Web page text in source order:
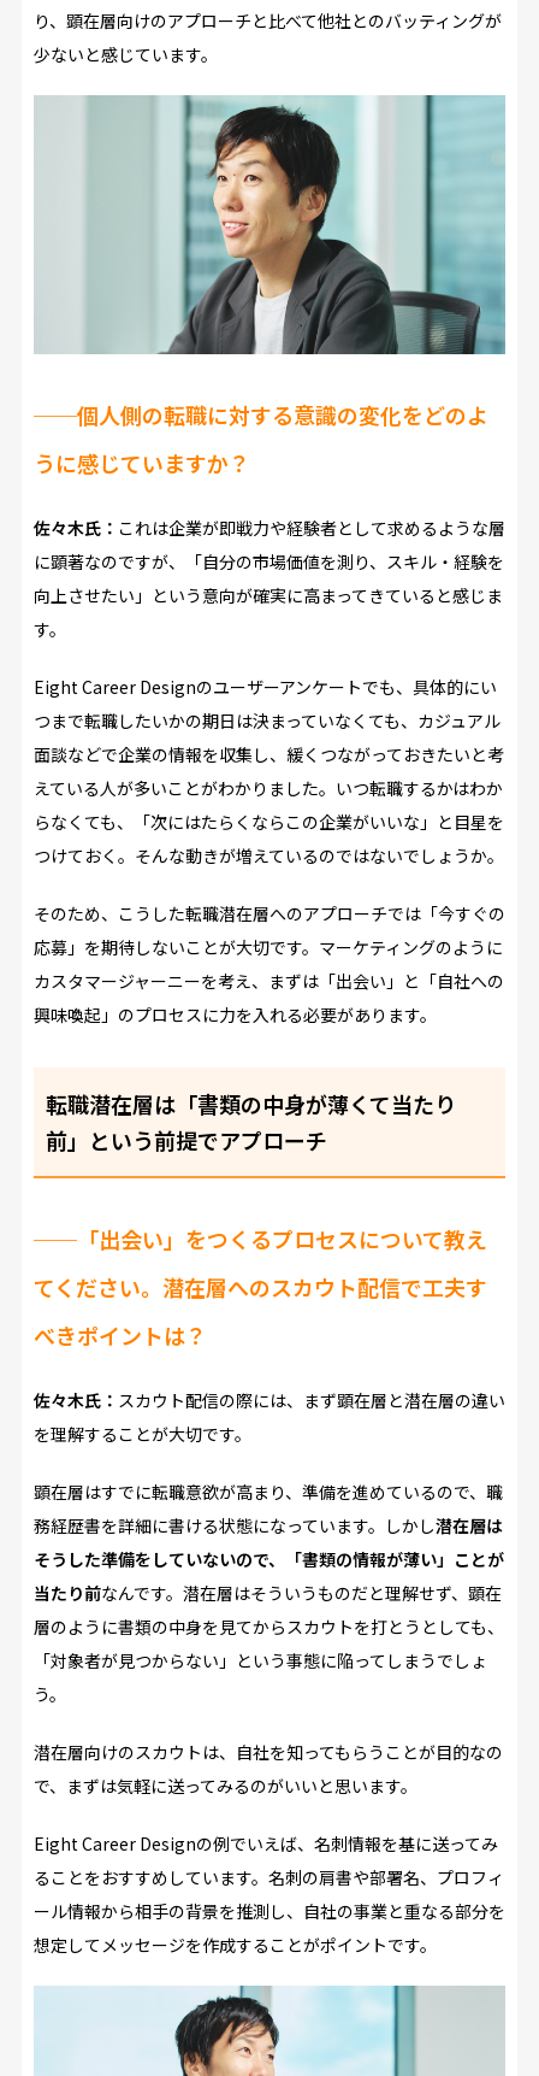
り、顕在層向けのアプローチと比べて他社とのバッティングが
少ないと感じています。
──個人側の転職に対する意識の変化をどのよ
うに感じていますか？
佐々木氏： これは企業が即戦力や経験者として求めるような層
に顕著なのですが、「自分の市場価値を測り、スキル・経験を
向上させたい」という意向が確実に高まってきていると感じま
す。
Eight Career Designのユーザーアンケートでも、具体的にい
つまで転職したいかの期日は決まっていなくても、カジュアル
面談などで企業の情報を収集し、緩くつながっておきたいと考
えている人が多いことがわかりました。いつ転職するかはわか
らなくても、「次にはたらくならこの企業がいいな」と目星を
つけておく。そんな動きが増えているのではないでしょうか。
そのため、こうした転職潜在層へのアプローチでは「今すぐの
応募」を期待しないことが大切です。マーケティングのように
カスタマージャーニーを考え、まずは「出会い」と「自社への
興味喚起」のプロセスに力を入れる必要があります。
転職潜在層は「書類の中身が薄くて当たり
前」という前提でアプローチ
──「出会い」をつくるプロセスについて教え
てください。潜在層へのスカウト配信で工夫す
べきポイントは？
佐々木氏： スカウト配信の際には、まず顕在層と潜在層の違い
を理解することが大切です。
顕在層はすでに転職意欲が高まり、準備を進めているので、職
務経歴書を詳細に書ける状態になっています。しかし潜在層は
そうした準備をしていないので、「書類の情報が薄い」ことが
当たり前なんです。潜在層はそういうものだと理解せず、顕在
層のように書類の中身を見てからスカウトを打とうとしても、
「対象者が見つからない」という事態に陥ってしまうでしょ
う。
潜在層向けのスカウトは、自社を知ってもらうことが目的なの
で、まずは気軽に送ってみるのがいいと思います。
Eight Career Designの例でいえば、名刺情報を基に送ってみ
ることをおすすめしています。名刺の肩書や部署名、プロフィ
ール情報から相手の背景を推測し、自社の事業と重なる部分を
想定してメッセージを作成することがポイントです。